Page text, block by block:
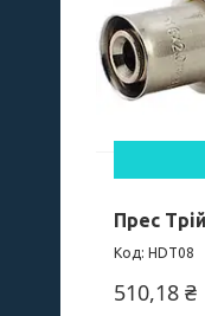
Прес
HDT08
510,18 ₴